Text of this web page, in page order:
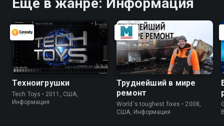
Техноигрушки
Tech Toys • 2011, США,
Информация
Труднейший в мире
ремонт
World's toughest fixes • 2008,
США, Информация